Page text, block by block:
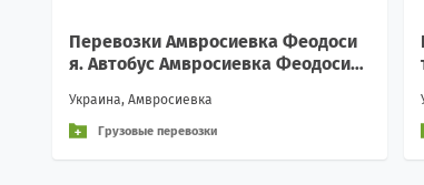
Перевозки Амвросиевка Феодоси
я. Автобус Амвросиевка Феодосия
одосия
Украина, Амвросиевка
Грузовые перевозки